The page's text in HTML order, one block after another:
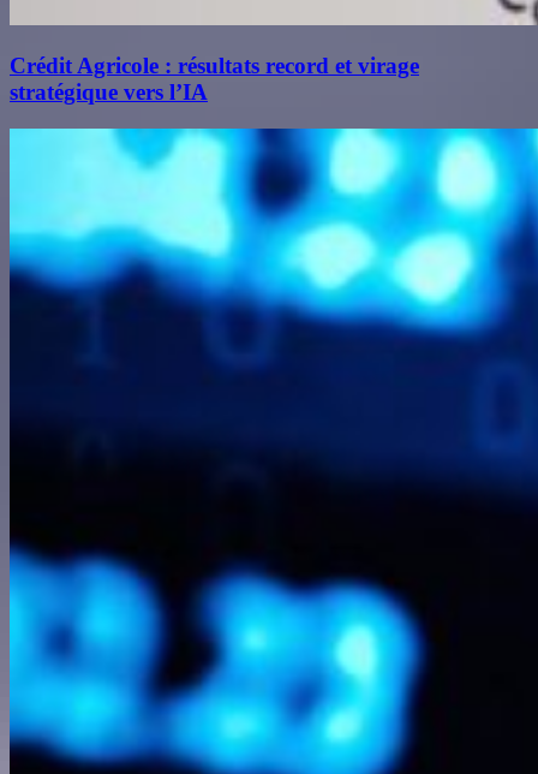
Crédit Agricole : résultats record et virage
stratégique vers l’IA